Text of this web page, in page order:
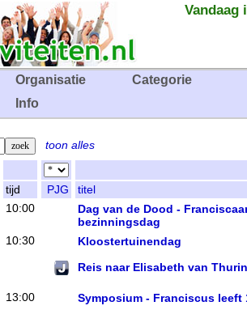
Vandaag
Organisatie
Categorie
Info
toon alles
tijd PJG
titel
10:00
Dag van de Dood -
bezinningsdag
10:30 Kloostertuinendag
Reis naar Elisabeth van
13:00 Symposium - Franciscus leeft